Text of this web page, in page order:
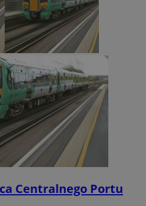
Centralnego Portu